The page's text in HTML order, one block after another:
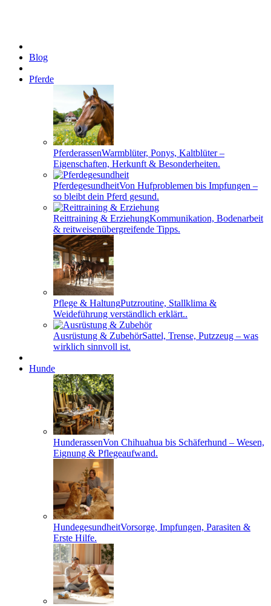
Blog
Pferde
PferderassenWarmblüter, Ponys, Kaltblüter –
Eigenschaften, Herkunft & Besonderheiten.
PferdegesundheitVon Hufproblemen bis Impfungen –
so bleibt dein Pferd gesund.
Reittraining & ErziehungKommunikation, Bodenarbeit
& reitweisenübergreifende Tipps.
Pflege & HaltungPutzroutine, Stallklima &
Weideführung verständlich erklärt..
Ausrüstung & ZubehörSattel, Trense, Putzzeug – was
wirklich sinnvoll ist.
Hunde
HunderassenVon Chihuahua bis Schäferhund – Wesen,
Eignung & Pflegeaufwand.
HundegesundheitVorsorge, Impfungen, Parasiten &
Erste Hilfe.